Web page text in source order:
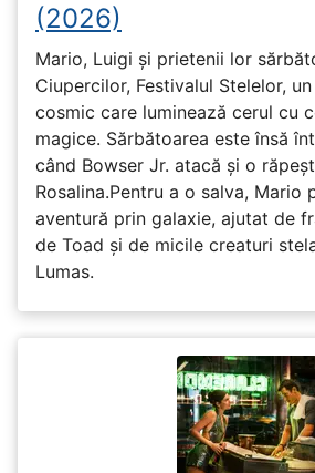
(2026)
Mario, Luigi și prietenii lor
Ciupercilor, Festivalul Stelelor,
cosmic care luminează cerul cu
magice. Sărbătoarea este însă
când Bowser Jr. atacă și o
Rosalina.Pentru a o salva, Mario
aventură prin galaxie, ajutat de
de Toad și de micile creaturi
Lumas.